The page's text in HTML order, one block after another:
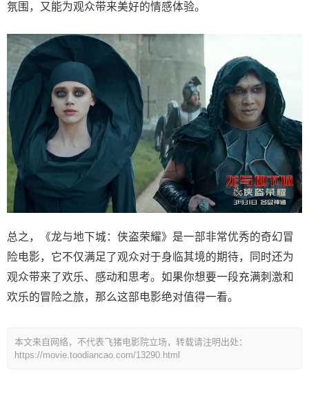
氛围，又能为观众带来美好的情感体验。
总之，《龙与地下城：侠盗荣耀》是一部非常优秀的奇幻冒
险电影，它不仅满足了观众对于身临其境的期待，同时还为
观众带来了欢乐、感动和思考。如果你想要一段充满刺激和
欢乐的冒险之旅，那么这部电影绝对值得一看。
本文来自网络，不代表飞猪电影院立场，转载请注明出处：
https://movie.toodiancao.com/13290.html